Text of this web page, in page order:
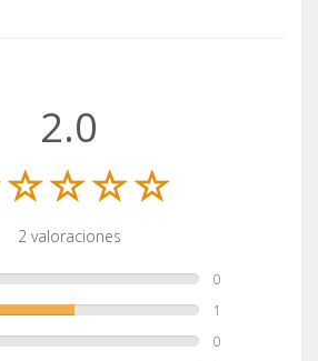
2.0
2 valoraciones
0
1
0